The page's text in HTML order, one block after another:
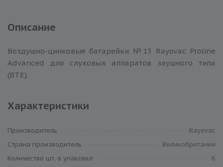
Описание
Воздушно-цинковые батарейки №13 Rayovac Proline
Advanced для слуховых аппаратов заушного типа
(BTE).
Характеристики
Производитель
Rayovac
Cтрана производитель
Великобритания
Количество шт. в упаковке
6